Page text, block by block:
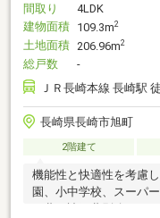
間取り
4LDK
建物面積 109.3m2
土地面積 206.96m2
総戸数
-
ＪＲ長崎本線 長崎駅
長崎県長崎市旭町
2階建て
機能性と快適性を考慮
園、小中学校、スーパ